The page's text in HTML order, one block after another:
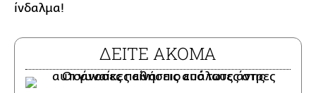
ίνδαλμα!
ΔΕΙΤΕ ΑΚΟΜΑ